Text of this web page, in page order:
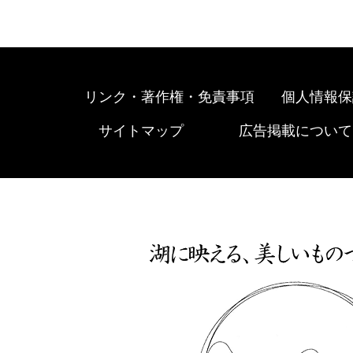
リンク・著作権・免責事項 個人情報
サイトマップ 広告掲載について